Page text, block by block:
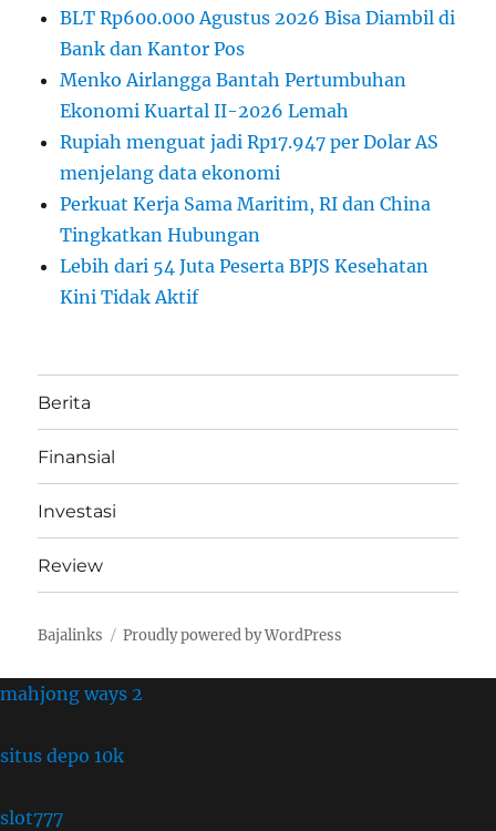
BLT Rp600.000 Agustus 2026 Bisa Diambil di
Bank dan Kantor Pos
Menko Airlangga Bantah Pertumbuhan
Ekonomi Kuartal II-2026 Lemah
Rupiah menguat jadi Rp17.947 per Dolar AS
menjelang data ekonomi
Perkuat Kerja Sama Maritim, RI dan China
Tingkatkan Hubungan
Lebih dari 54 Juta Peserta BPJS Kesehatan
Kini Tidak Aktif
Berita
Finansial
Investasi
Review
Bajalinks Proudly powered by WordPress
mahjong ways 2
situs depo 10k
slot777